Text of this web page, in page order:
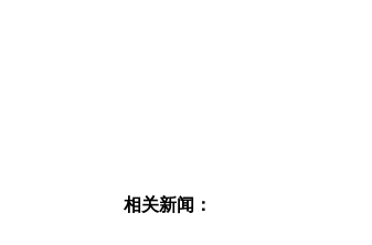
相关新闻：